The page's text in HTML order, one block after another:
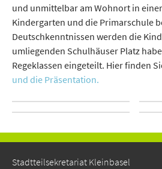
und unmittelbar am Wohnort in
Kindergarten und die Primarschule
Deutschkenntnissen werden die
umliegenden Schulhäuser Platz
Regeklassen eingeteilt. Hier finden
und die Präsentation.
Stadtteilsekretariat Kleinbasel